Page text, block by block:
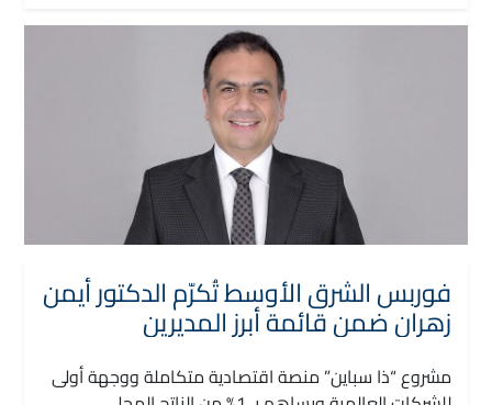
بالإضافة إلى المطاعم فاخرة، مراكز التسوق والترفيه،
الانشطة الرياضية، والعديد من الخدمات الأخرى، ليكون
بمثابة وجهة “Destination” عالمية في جنوب البحر
المتوسط ومنافساً لأجمل المدن السياحية الشاطئية في
شمال المتوسط، بما يمثل إضافة كبيرة للسياحة المصرية.
فوربس الشرق الأوسط تُكرّم الدكتور أيمن
زهران ضمن قائمة أبرز المديرين
التنفيذيين للتسويق في المنطقة
مشروع “ذا سباين” منصة اقتصادية متكاملة ووجهة أولى